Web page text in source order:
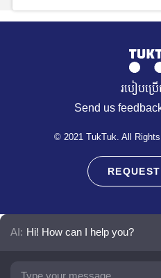
របៀបប្រ
Send us
© 2021 TukTuk. All
AI: Hi! How can I help you?